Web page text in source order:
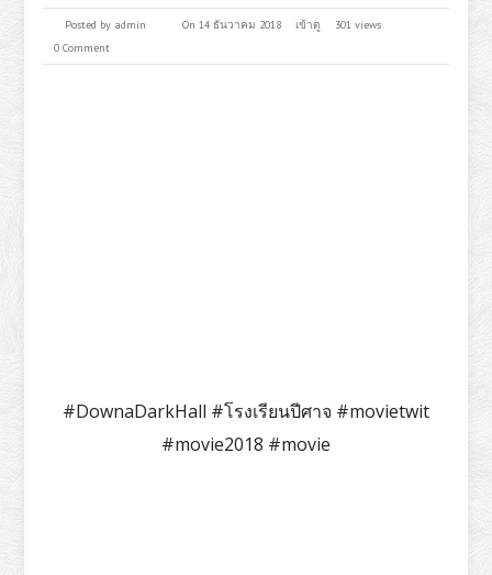
Posted by admin On 14 ธันวาคม 2018 เข้าดู
301 views
0 Comment
#DownaDarkHall #โรงเรียนปีศาจ #movietwit
#movie2018 #movie